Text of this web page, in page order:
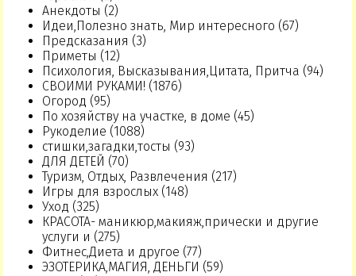
Анекдоты (2)
Идеи,Полезно знать, Мир интересного (67)
Предсказания (3)
Приметы (12)
Психология, Высказывания,Цитата, Притча (94)
СВОИМИ РУКАМИ! (1876)
Огород (95)
По хозяйству на участке, в доме (45)
Рукоделие (1088)
стишки,загадки,тосты (93)
ДЛЯ ДЕТЕЙ (70)
Туризм, Отдых, Развлечения (217)
Игры для взрослых (148)
Уход (325)
КРАСОТА- маникюр,макияж,прически и другие
услуги и (275)
Фитнес,Диета и другое (77)
ЭЗОТЕРИКА,МАГИЯ, ДЕНЬГИ (59)